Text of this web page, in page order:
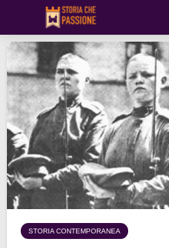
STORIA CONTEMPORANEA